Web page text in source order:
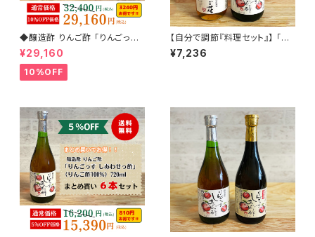
◆醸造酢 りんご酢 「りんごっ
す しあわせっ酢」（りんご酢10
0%） 720ml 12本まとめ買いセ
ット(10%off)
¥29,160
10%OFF
【自分で調節『料理セット』】 「し
あわせっ酢（りんご酢100%）72
0ml+りんご花(580g)」
¥7,236